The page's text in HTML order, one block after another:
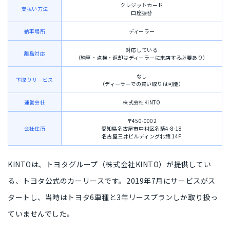
支払い方法
クレジットカード
口座振替
納車場所 ディーラー
離島対応
対応している
（納車・点検・返却はディーラーに来店する必要あり）
下取りサービス
なし
（ディーラーでの買い取りは可能）
運営会社 株式会社KINTO
会社住所
〒450-0002
愛知県名古屋市中村区名駅4-8-18
名古屋三井ビルディング北館 14F
KINTOは、トヨタグループ（株式会社KINTO）が提供してい
る、トヨタ公式のカーリースです。2019年7月にサービスがス
タートし、当時は トヨタ6車種と3年リースプラン しか取り扱っ
ていませんでした。